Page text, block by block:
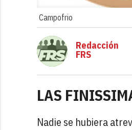
Campofrio
Redacción
FRS
LAS
Nadie se hubiera